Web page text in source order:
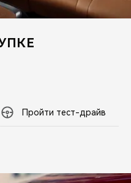
Пройти тест-драйв